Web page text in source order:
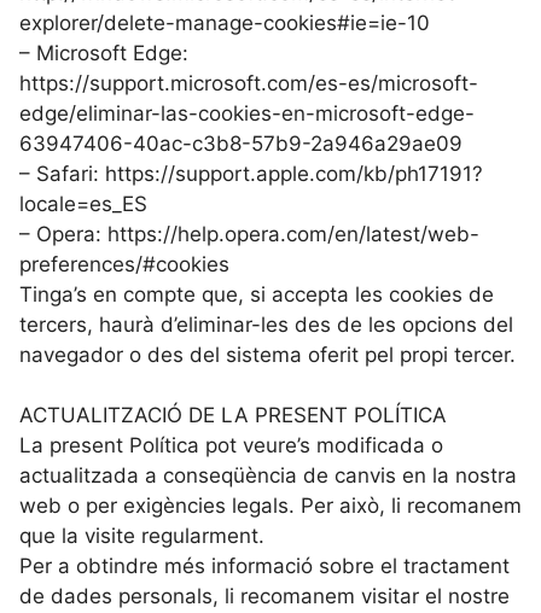
explorer/delete-manage-cookies#ie=ie-10
– Microsoft Edge:
https://support.microsoft.com/es-es/microsoft-
edge/eliminar-las-cookies-en-microsoft-edge-
63947406-40ac-c3b8-57b9-2a946a29ae09
– Safari: https://support.apple.com/kb/ph17191?
locale=es_ES
– Opera: https://help.opera.com/en/latest/web-
preferences/#cookies
Tinga’s en compte que, si accepta les cookies de
tercers, haurà d’eliminar-les des de les opcions del
navegador o des del sistema oferit pel propi tercer.
ACTUALITZACIÓ DE LA PRESENT POLÍTICA
La present Política pot veure’s modificada o
actualitzada a conseqüència de canvis en la nostra
web o per exigències legals. Per això, li recomanem
que la visite regularment.
Per a obtindre més informació sobre el tractament
de dades personals, li recomanem visitar el nostre